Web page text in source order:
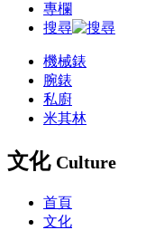
專欄
搜尋
機械錶
腕錶
私廚
米其林
文化 Culture
首頁
文化